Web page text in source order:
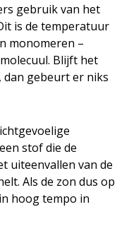
gebruik van het
is de temperatuur
monomeren –
Blijft het
gebeurt er niks
stof die de
uiteenvallen van de
Als de zon dus op
hoog tempo in